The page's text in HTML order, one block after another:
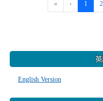
« ‹ 1 2
English Version